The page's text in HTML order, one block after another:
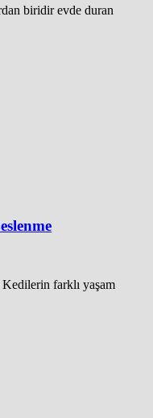
biridir evde duran
Kedilerin farklı yaşam